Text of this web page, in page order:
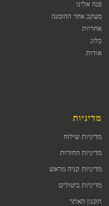
פנה אלינו
מעקב אחר ההזמנה
אחריות
בלוג
אודות
מדיניות
מדיניות שילוח
מדיניות החזרות
מדיניות קניה מראש
מדיניות ביטולים
תקנון האתר